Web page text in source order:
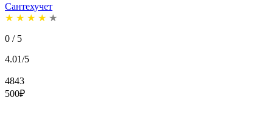
Сантехучет
★ ★ ★ ★ ★
0 / 5
4.01/5
4843
500₽